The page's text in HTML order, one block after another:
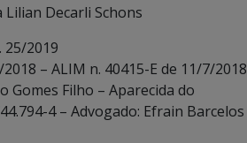
Lilian Decarli Schons
2019
– ALIM n. 40415-E de 11/7/2018
Gomes Filho – Aparecida do
4 – Advogado: Efrain Barcelos